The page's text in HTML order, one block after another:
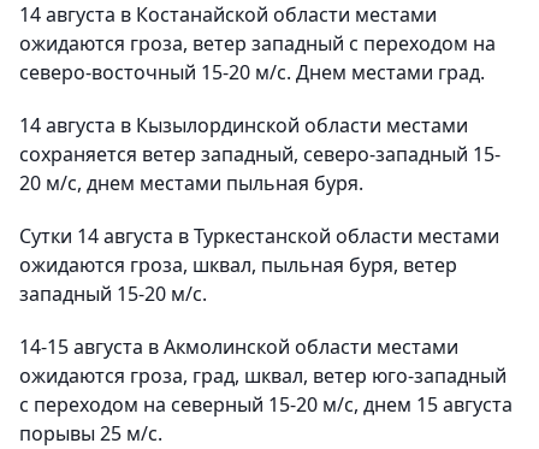
14 августа в Костанайской области местами
ожидаются гроза, ветер западный с переходом на
северо-восточный 15-20 м/с. Днем местами град.
14 августа в Кызылординской области местами
сохраняется ветер западный, северо-западный 15-
20 м/с, днем местами пыльная буря.
Сутки 14 августа в Туркестанской области местами
ожидаются гроза, шквал, пыльная буря, ветер
западный 15-20 м/с.
14-15 августа в Акмолинской области местами
ожидаются гроза, град, шквал, ветер юго-западный
с переходом на северный 15-20 м/с, днем 15 августа
порывы 25 м/с.